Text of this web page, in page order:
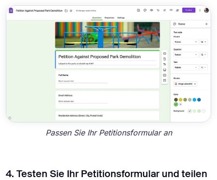
Passen Sie Ihr Petitionsformular an
4. Testen Sie Ihr Petitionsformular und teilen